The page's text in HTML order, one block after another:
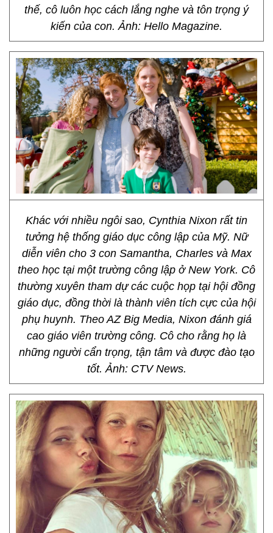
thế, cô luôn học cách lắng nghe và tôn trọng ý
kiến của con. Ảnh: Hello Magazine.
Khác với nhiều ngôi sao, Cynthia Nixon rất tin
tưởng hệ thống giáo dục công lập của Mỹ. Nữ
diễn viên cho 3 con Samantha, Charles và Max
theo học tại một trường công lập ở New York. Cô
thường xuyên tham dự các cuộc họp tại hội đồng
giáo dục, đồng thời là thành viên tích cực của hội
phụ huynh. Theo AZ Big Media, Nixon đánh giá
cao giáo viên trường công. Cô cho rằng họ là
những người cẩn trọng, tận tâm và được đào tạo
tốt. Ảnh: CTV News.